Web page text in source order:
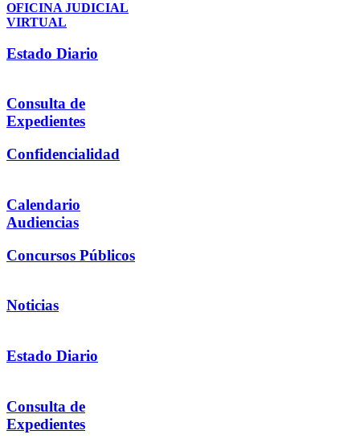
OFICINA JUDICIAL
VIRTUAL
Estado Diario
Consulta de
Expedientes
Confidencialidad
Calendario
Audiencias
Concursos Públicos
Noticias
Estado Diario
Consulta de
Expedientes